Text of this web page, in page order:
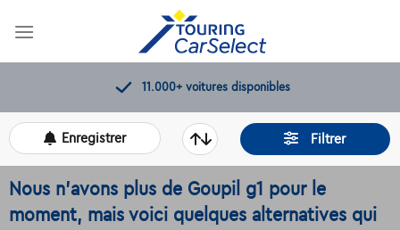
11.000+voitures disponibles
Filtrer
Enregistrer
Nous n'avons plus de Goupil g1 pour le
moment, mais voici quelques alternatives qui